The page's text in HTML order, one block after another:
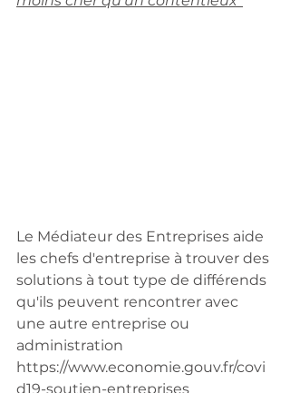
Le Médiateur des Entreprises aide
les chefs d'entreprise à trouver des
solutions à tout type de différends
qu'ils peuvent rencontrer avec
une autre entreprise ou
administration
https://www.economie.gouv.fr/covi
d19-soutien-entreprises